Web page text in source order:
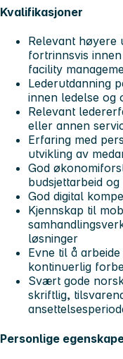
Kvalifikasjoner
Relevant høyere
fortrinnsvis
facility
Lederutdanning
innen ledelse og
Relevant
eller annen
Erfaring med
utvikling av
God
budsjettarbeid
God digital
Kjennskap til
løsninger
Evne til å
kontinuerlig
Svært gode
skriftlig,
Personlige